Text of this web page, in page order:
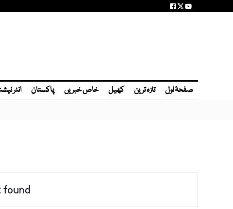
صفحۂ اول تازہ ترین کھیل خاص خبریں پاکستان انٹر
found